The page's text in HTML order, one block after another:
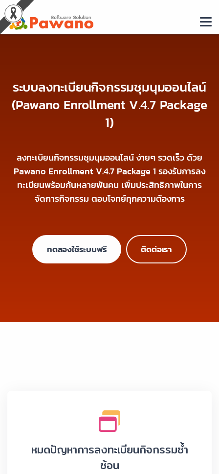
ระบบลงทะเบียนกิจกรรมชุมนุมออนไลน์
(Pawano Enrollment V.4.7 Package
1)
ลงทะเบียนกิจกรรมชุมนุมออนไลน์ ง่ายๆ รวดเร็ว ด้วย
Pawano Enrollment V.4.7 Package 1 รองรับการลง
ทะเบียนพร้อมกันหลายพันคน เพิ่มประสิทธิภาพในการ
จัดการกิจกรรม ตอบโจทย์ทุกความต้องการ
ทดลองใช้ระบบฟรี ติดต่อเรา
หมดปัญหาการลงทะเบียนกิจกรรมซ้ำ
ซ้อน